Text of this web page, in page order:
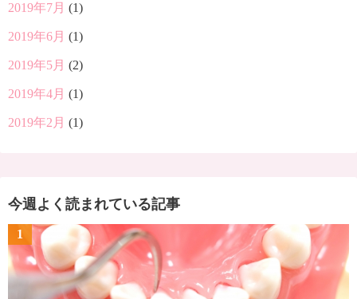
2019年7月 (1)
2019年6月 (1)
2019年5月 (2)
2019年4月 (1)
2019年2月 (1)
今週よく読まれている記事
1